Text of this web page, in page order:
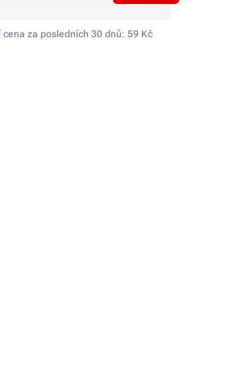
cena za posledních 30 dnů: 59 Kč
Cat5e 305m